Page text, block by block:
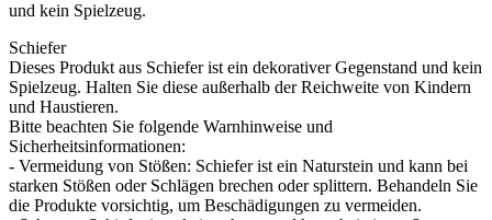
und kein Spielzeug.
Schiefer
Dieses Produkt aus Schiefer ist ein dekorativer Gegenstand und kein
Spielzeug. Halten Sie diese außerhalb der Reichweite von Kindern
und Haustieren.
Bitte beachten Sie folgende Warnhinweise und
Sicherheitsinformationen:
- Vermeidung von Stößen: Schiefer ist ein Naturstein und kann bei
starken Stößen oder Schlägen brechen oder splittern. Behandeln Sie
die Produkte vorsichtig, um Beschädigungen zu vermeiden.